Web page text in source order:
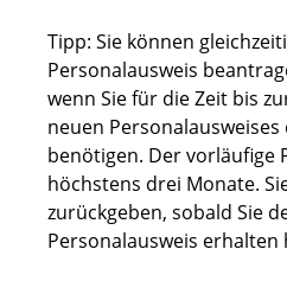
Tipp: Sie können
Personalausweis
wenn Sie für die Zeit bis
neuen
benötigen. Der vorläufige
höchstens drei Monate.
zurückgeben, sobald Sie
Personalausweis erhalten